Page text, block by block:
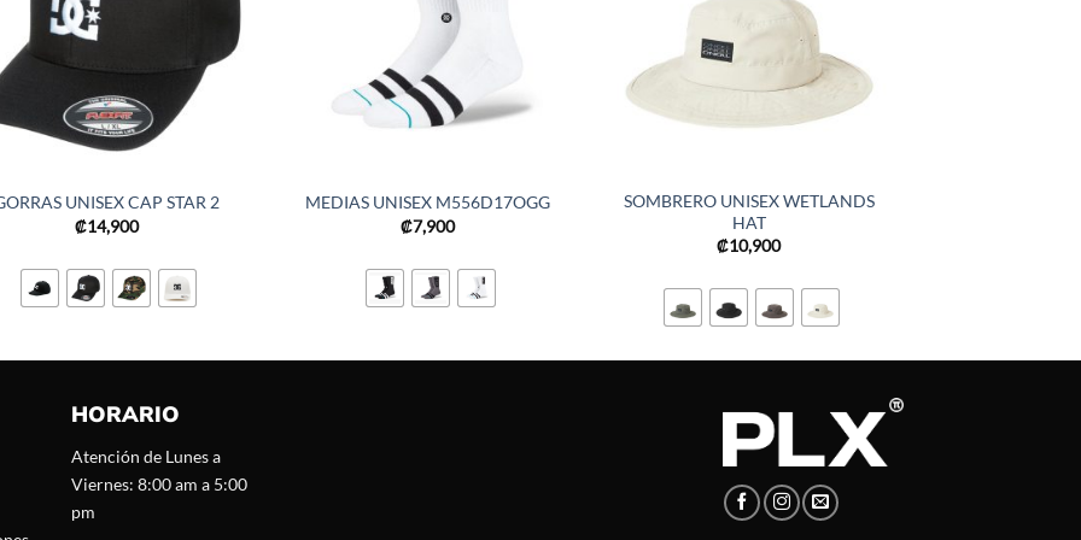
UNISEX CAP STAR 2
₡14,900
MEDIAS UNISEX M556D17OGG
₡7,900
SOMBRERO UNISEX WETLANDS
HAT
₡10,900
HORARIO
Atención de Lunes a
Viernes: 8:00 am a 5:00
pm